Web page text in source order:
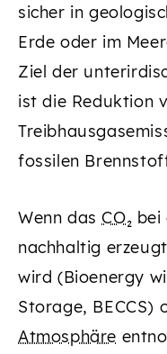
sicher in
Erde oder im
Ziel der
ist die Reduktion
fossilen
Wenn dasCO₂ bei
nachhaltig
wird (Bioenergy
Storage, BECCS)
Atmosphäre